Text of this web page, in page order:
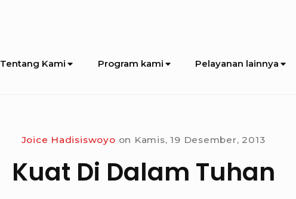
Tentang Kami Program kami Pelayanan lainnya
Joice Hadisiswoyo on Kamis, 19 Desember, 2013
Kuat Di Dalam Tuhan